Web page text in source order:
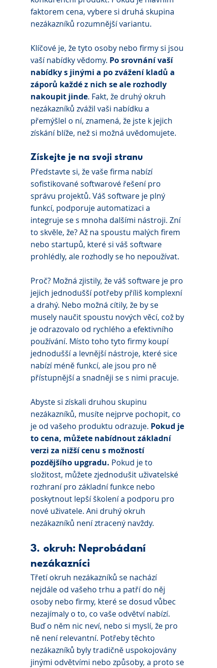
faktorem cena, vybere si druhá skupina
nezákazníků rozumnější variantu.
Klíčové je, že tyto osoby nebo firmy si jsou
vaší nabídky vědomy. Po srovnání vaší
nabídky s jinými a po zvážení kladů a
záporů každé z nich se ale rozhodly
nakoupit jinde. Fakt, že druhý okruh
nezákazníků zvážil vaši nabídku a
přemýšlel o ní, znamená, že jste k jejich
získání blíže, než si možná uvědomujete.
Získejte je na svoji stranu
Představte si, že vaše firma nabízí
sofistikované softwarové řešení pro
správu projektů. Váš software je plný
funkcí, podporuje automatizaci a
integruje se s mnoha dalšími nástroji. Zní
to skvěle, že? Až na spoustu malých firem
nebo startupů, které si váš software
prohlédly, ale rozhodly se ho nepoužívat.
Proč? Možná zjistily, že váš software je pro
jejich jednodušší potřeby příliš komplexní
a drahý. Nebo možná cítily, že by se
musely naučit spoustu nových věcí, což by
je odrazovalo od rychlého a efektivního
používání. Místo toho tyto firmy koupí
jednodušší a levnější nástroje, které sice
nabízí méně funkcí, ale jsou pro ně
přístupnější a snadněji se s nimi pracuje.
Abyste si získali druhou skupinu
nezákazníků, musíte nejprve pochopit, co
je od vašeho produktu odrazuje. Pokud je
to cena, můžete nabídnout základní
verzi za nižší cenu s možností
pozdějšího upgradu. Pokud je to
složitost, můžete zjednodušit uživatelské
rozhraní pro základní funkce nebo
poskytnout lepší školení a podporu pro
nové uživatele. Ani druhý okruh
nezákazníků není ztracený navždy.
3. okruh: Neprobádaní
nezákazníci
Třetí okruh nezákazníků se nachází
nejdále od vašeho trhu a patří do něj
osoby nebo firmy, které se dosud vůbec
nezajímaly o to, co vaše odvětví nabízí.
Buď o něm nic neví, nebo si myslí, že pro
ně není relevantní. Potřeby těchto
nezákazníků byly tradičně uspokojovány
jinými odvětvími nebo způsoby, a proto se